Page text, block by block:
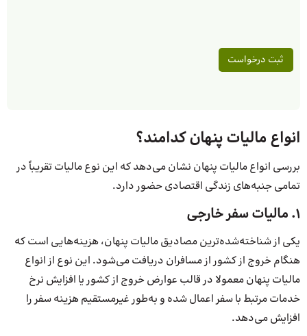
انواع مالیات پنهان کدامند؟
بررسی انواع مالیات پنهان نشان می‌دهد که این نوع مالیات تقریباً در
تمامی جنبه‌های زندگی اقتصادی حضور دارد.
۱. مالیات سفر خارجی
یکی از شناخته‌شده‌ترین مصادیق مالیات پنهان، هزینه‌هایی است که
هنگام خروج از کشور از مسافران دریافت می‌شود. این نوع از انواع
مالیات پنهان معمولا در قالب عوارض خروج از کشور یا افزایش نرخ
خدمات مرتبط با سفر اعمال شده و به‌طور غیرمستقیم هزینه سفر را
افزایش می‌دهد.